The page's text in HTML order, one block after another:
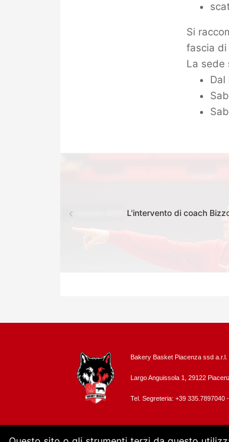
Si
fascia di
La sede
Dal
L'intervento di coach
Bakery Basket Piacenza ssd a.r.l.
Largo Anguissola 1, 29122
Tel. Segreteria: +39 335.7897040